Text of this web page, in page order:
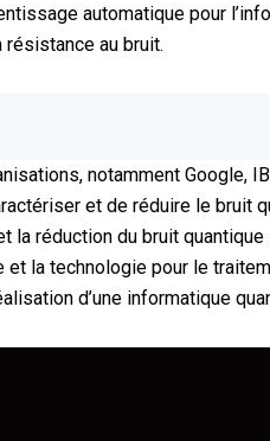
automatique pour
au bruit.
notamment Google,
et de réduire le bruit
réduction du bruit quantique
la technologie pour le
d’une informatique